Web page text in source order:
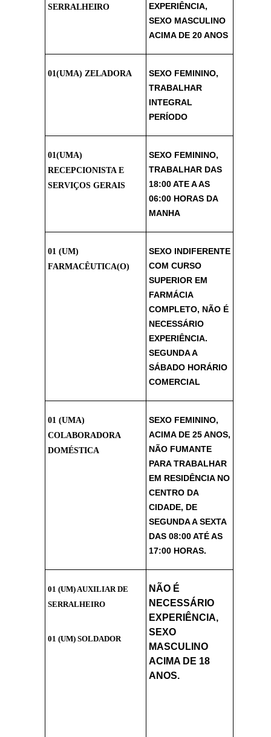
SERRALHEIRO
EXPERIÊNCIA,
SEXO MASCULINO
ACIMA DE 20 ANOS
01(UMA) ZELADORA
SEXO FEMININO,
TRABALHAR
INTEGRAL
PERÍODO
01(UMA)
RECEPCIONISTA E
SERVIÇOS GERAIS
SEXO FEMININO,
TRABALHAR DAS
18:00 ATE A AS
06:00 HORAS DA
MANHA
01 (UM)
FARMACÊUTICA(O)
SEXO INDIFERENTE
COM CURSO
SUPERIOR EM
FARMÁCIA
COMPLETO, NÃO É
NECESSÁRIO
EXPERIÊNCIA.
SEGUNDA A
SÁBADO HORÁRIO
COMERCIAL
01 (UMA)
COLABORADORA
DOMÉSTICA
SEXO FEMININO,
ACIMA DE 25 ANOS,
NÃO FUMANTE
PARA TRABALHAR
EM RESIDÊNCIA NO
CENTRO DA
CIDADE, DE
SEGUNDA A SEXTA
DAS 08:00 ATÉ AS
17:00 HORAS.
01 (UM) AUXILIAR DE
SERRALHEIRO
01 (UM) SOLDADOR
NÃO É
NECESSÁRIO
EXPERIÊNCIA,
SEXO
MASCULINO
ACIMA DE 18
ANOS.